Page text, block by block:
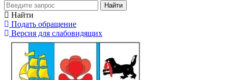
Найти
Найти
Подать обращение
Версия для слабовидящих